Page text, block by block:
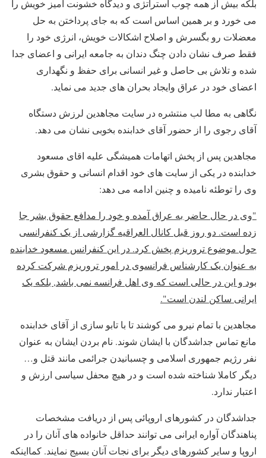
بلکه بیش از همه چوب استراتژی و دیدگاه خشونت آمیز خویش را
می خورد و بر همین اساس است که به جای پرداختن به حل
معضلات رو بگسرش و اصلاح اشکالات خویش، انرژی خود را
فقط صرف نشان دادن چنگ دندان به جامعه ایرانی و اعضای جدا
شده و تلاش بی حاصل و غیر انسانی برای حفظ و نگهداری
اعضای خود در عراق وایجاد بحران های جدید می نماید.
نگاهی به مطا لب منتشره در سایت مجاهدین لرزش دستگاه
آقای رجوی را از حضور آقای خدابنده بخوبی نشان می دهد.
مجاهدین پس از پخش اتهامات همیشگی علیه اقای مسعود
خدابنده در یکی از سایت های خود اقدام انسانی و حقوق بشری
وی را توطئه نامیده و چنین ادامه می دهد:
"وی در حال حاضر به عراق آمده و خود را مدافع حقوق بشر جا
زده است. دو روز قبل کانال العراقیه گزارشی از یک کنفرانسی
حول موضوع تروریزم پخش کرد. در این کنفرانس مسعود خدابنده
به عنوان یک کارشناس فرانسوی در امور تروریزم شرکت کرده
بود و این در حالی است که وی اهل فرانسه نمی باشد, بلکه یک
ایرانی ساکن لندن است".
مجاهدین با تمام نیرو می کوشند تا با تابو سازی از آقای خدابنده
مانع تماس جداشدگان با ایشان شوند. نام بردن ایشان به عنوان
نفر رژیم جمهوری اسلامی و چسبانیدن جرائمی مانند قتل و…
دیگر کاملا شناخته شده است و در هیچ محفل سیاسی ارزش و
اعتبار ندارد.
جداشدگان در کشورهای اروپائی پس از دریافت مشخصات
پناهندگان آواره ایرانی می توانند حداقل خانواده های آنان را در
اروپا و سایر کشورهای دیگر برای نجات آنان بسیج نمایند. کمااینکه